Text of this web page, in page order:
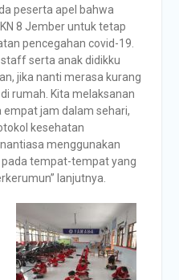
peserta apel bahwa
8 Jember untuk tetap
pencegahan covid-19.
staff serta anak didikku
jika nanti merasa kurang
rumah. Kita melaksanan
jam dalam sehari,
kesehatan
menggunakan
tempat-tempat yang
lanjutnya.